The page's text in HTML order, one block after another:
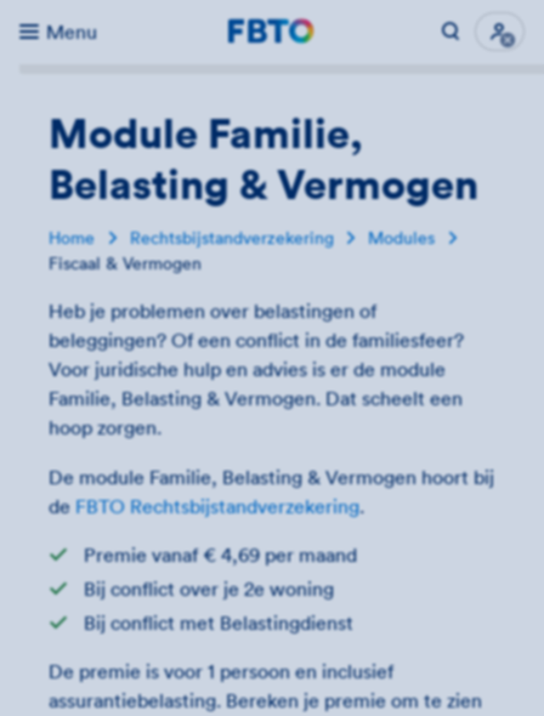
Menu
Direct naar...
Module Familie,
Belasting & Vermogen
Home Rechtsbijstandverzekering
Modules
Fiscaal & Vermogen
Heb je problemen over belastingen of
beleggingen? Of een conflict in de familiesfeer?
Voor juridische hulp en advies is er de module
Familie, Belasting & Vermogen. Dat scheelt een
hoop zorgen.
De module Familie, Belasting & Vermogen hoort bij
deFBTO Rechtsbijstandverzekering.
Premie vanaf € 4,69 per maand
Bij conflict over je 2e woning
Bij conflict met Belastingdienst
De premie is voor 1 persoon en inclusief
assurantiebelasting. Bereken je premie om te zien